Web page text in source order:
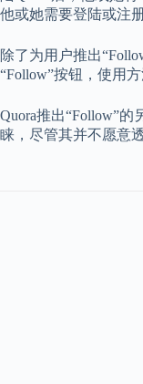
他或她需要登陆或注
除了为用户推出
“Follow”按钮，使用
Quora推出“Follow”
睐，尽管其并不愿意